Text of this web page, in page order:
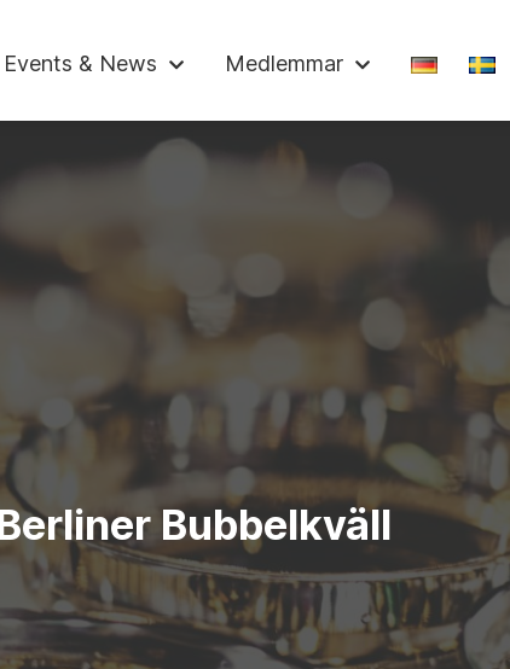
Events & News Medlemmar
Bubbelkväll